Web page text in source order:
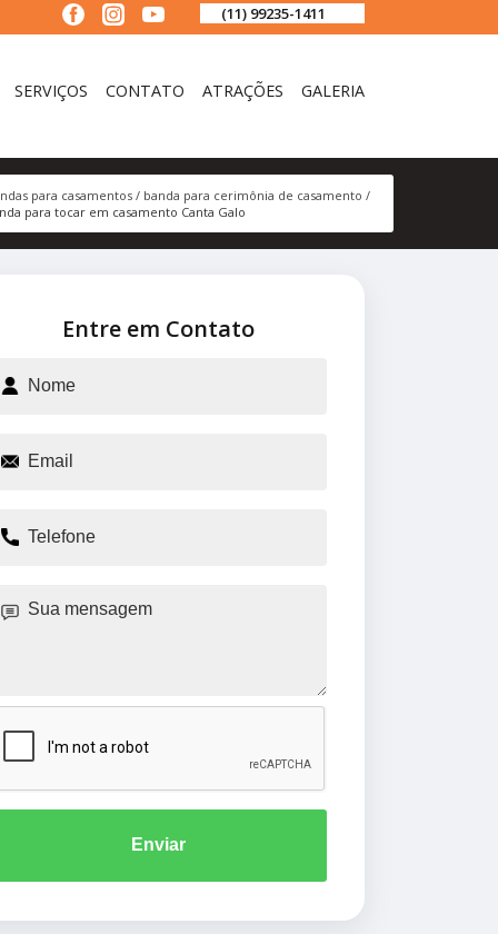
(11) 99235-1411
SERVIÇOS CONTATO ATRAÇÕES GALERIA
para casamentos
banda para cerimônia de casamento
para tocar em casamento Canta Galo
Entre em Contato
Enviar